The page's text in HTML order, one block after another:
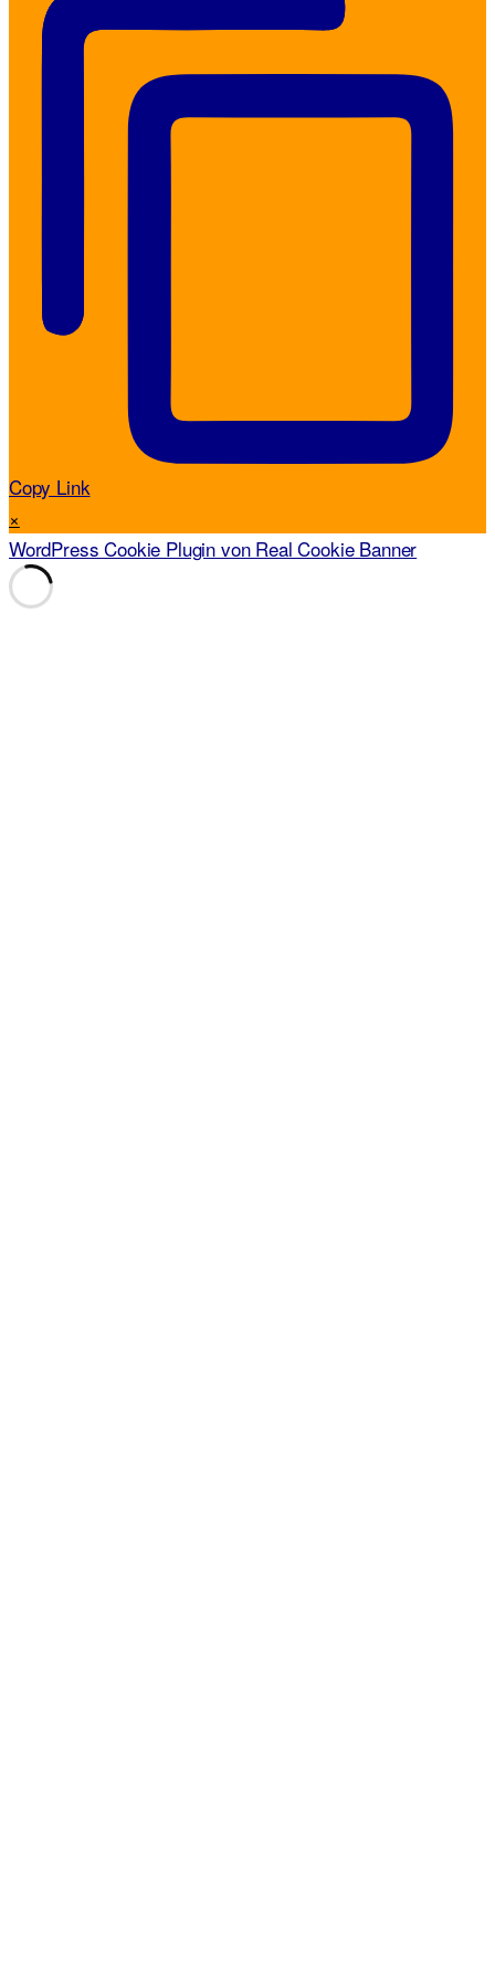
Copy Link
×
WordPress Cookie Plugin von Real Cookie Banner